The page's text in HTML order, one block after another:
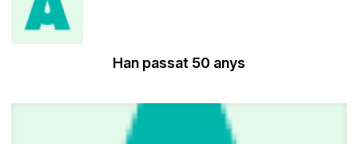
Han passat 50 anys